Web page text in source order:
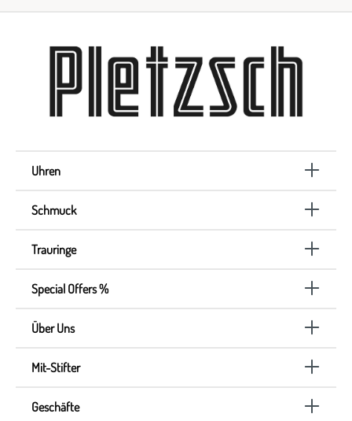
Uhren
Schmuck
Trauringe
Special Offers %
Über Uns
Mit-Stifter
Geschäfte